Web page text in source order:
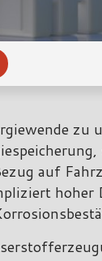
zu
auf
hoher